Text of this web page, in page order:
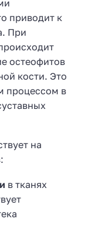
приводит к
При
остеофитов
кости. Это
процессом в
на
в тканях